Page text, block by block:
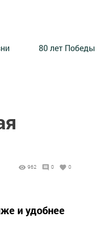
80 лет Победы
962 0 0
и удобнее